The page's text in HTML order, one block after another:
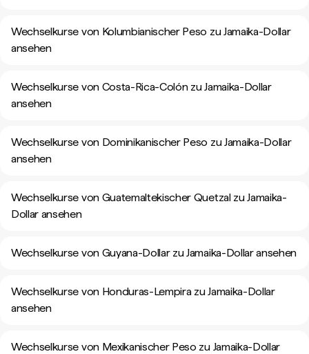
Wechselkurse von Kolumbianischer Peso zu Jamaika-Dollar
ansehen
Wechselkurse von Costa-Rica-Colón zu Jamaika-Dollar
ansehen
Wechselkurse von Dominikanischer Peso zu Jamaika-Dollar
ansehen
Wechselkurse von Guatemaltekischer Quetzal zu Jamaika-
Dollar ansehen
Wechselkurse von Guyana-Dollar zu Jamaika-Dollar ansehen
Wechselkurse von Honduras-Lempira zu Jamaika-Dollar
ansehen
Wechselkurse von Mexikanischer Peso zu Jamaika-Dollar